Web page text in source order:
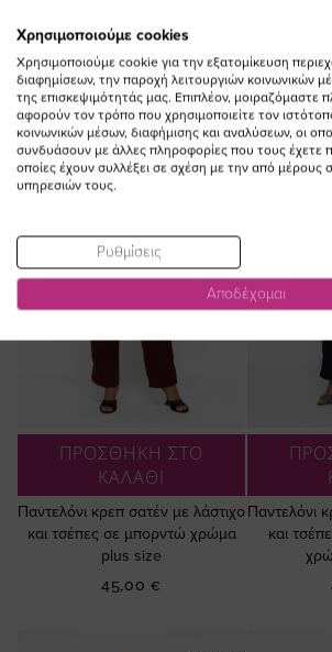
NEW IN
ΠΡΟΣΘΗΚΗ ΣΤΟ
ΚΑΛΑΘΙ
Παντελόνι κρεπ σατέν με λάστιχο
και τσέπες σε μπορντώ χρώμα
plus size
45,00 €
Παντελόνι
και
Χρησιμοποιούμε cookies
Χρησιμοποιούμε cookie για την εξατομίκευση
διαφημίσεων, την παροχή λειτουργιών κοινωνικών
της επισκεψιμότητάς μας. Επιπλέον, μοιραζόμαστε
αφορούν τον τρόπο που χρησιμοποιείτε τον
κοινωνικών μέσων, διαφήμισης και αναλύσεων, οι
συνδυάσουν με άλλες πληροφορίες που τους έχετε
οποίες έχουν συλλέξει σε σχέση με την από μέρους
υπηρεσιών τους.
Ρυθμίσεις
Αποδέχομαι